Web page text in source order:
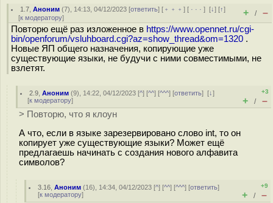
1.7 ,Аноним (7), 14:13, 04/12/2023 [ответить] [ ﹢﹢﹢] [ · · ·][↓] [↑]
[к модератору] + / –
Повторю ещё раз изложенное в https://www.opennet.ru/cgi-
bin/openforum/vsluhboard.cgi?az=show_thread&om=1320 .
Новые ЯП общего назначения, копирующие уже
существующие языки, не будучи с ними совместимыми, не
взлетят.
2.9 ,Аноним (9), 14:22, 04/12/2023 [^] [^^] [^^^] [ответить][↓]
[к модератору]
+3
+ / –
> Повторю, что я клоун
А что, если в языке зарезервировано слово int, то он
копирует уже существующие языки? Может ещё
предлагаешь начинать с создания нового алфавита
символов?
3.16 ,Аноним (16), 14:34, 04/12/2023 [^] [^^] [^^^] [ответить]
[к модератору]
+9
+ / –